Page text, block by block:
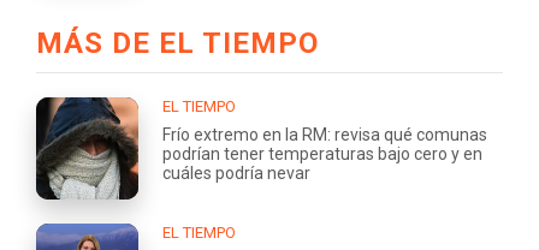
MÁS DE EL TIEMPO
EL TIEMPO
Frío extremo en la RM: revisa qué comunas
podrían tener temperaturas bajo cero y en
cuáles podría nevar
EL TIEMPO